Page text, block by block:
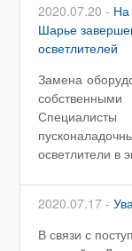
2020.07.20 - На
Шарье
осветлителей
Замена
осветлители в
2020.07.17 -
В связи с